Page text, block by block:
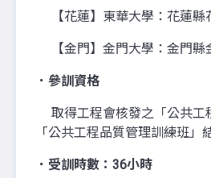
【花蓮】東華大學：花蓮縣
【金門】金門大學：金門縣
．參訓資格
取得工程會核發之「公共工
「公共工程品質管理訓練班」
．受訓時數：36小時